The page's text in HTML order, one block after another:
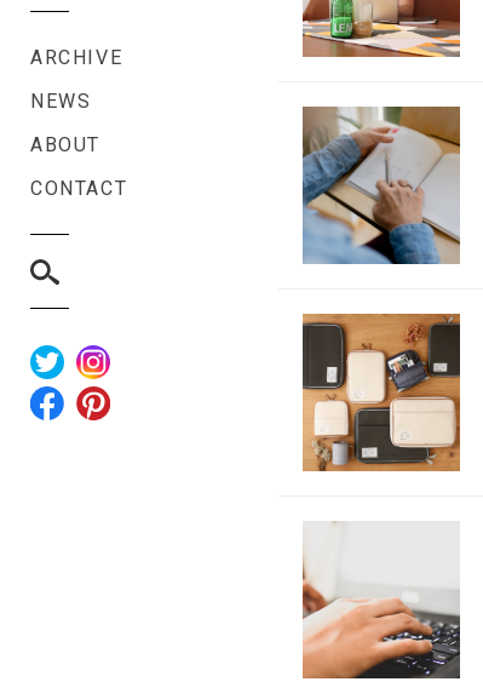
ARCHIVE
NEWS
ABOUT
CONTACT